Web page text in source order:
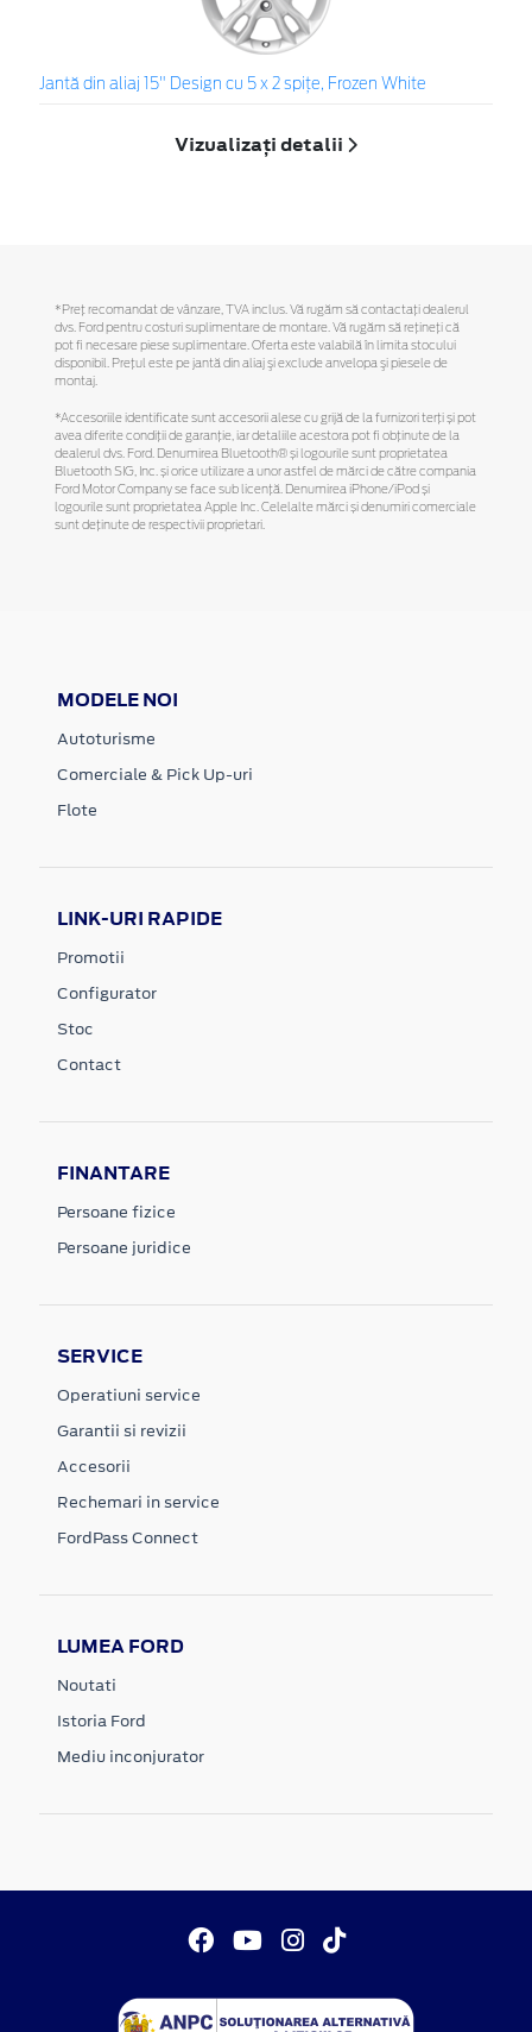
Jantă din aliaj 15" Design cu 5 x 2 spiţe, Frozen White
Vizualizați detalii
*Preţ recomandat de vânzare, TVA inclus. Vă rugăm să contactaţi dealerul
dvs. Ford pentru costuri suplimentare de montare. Vă rugăm să reţineţi că
pot fi necesare piese suplimentare. Oferta este valabilă în limita stocului
disponibil. Preţul este pe jantă din aliaj şi exclude anvelopa şi piesele de
montaj.
*Accesoriile identificate sunt accesorii alese cu grijă de la furnizori terți și pot
avea diferite condiții de garanție, iar detaliile acestora pot fi obținute de la
dealerul dvs. Ford. Denumirea Bluetooth® și logourile sunt proprietatea
Bluetooth SIG, Inc. și orice utilizare a unor astfel de mărci de către compania
Ford Motor Company se face sub licență. Denumirea iPhone/iPod și
logourile sunt proprietatea Apple Inc. Celelalte mărci și denumiri comerciale
sunt deținute de respectivii proprietari.
MODELE NOI
Autoturisme
Comerciale & Pick Up-uri
Flote
LINK-URI RAPIDE
Promotii
Configurator
Stoc
Contact
FINANTARE
Persoane fizice
Persoane juridice
SERVICE
Operatiuni service
Garantii si revizii
Accesorii
Rechemari in service
FordPass Connect
LUMEA FORD
Noutati
Istoria Ford
Mediu inconjurator